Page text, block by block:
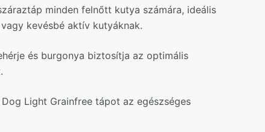
minden felnőtt kutya számára, ideális
kevésbé aktív kutyáknak.
és burgonya biztosítja az optimális
Light Grainfree tápot az egészséges